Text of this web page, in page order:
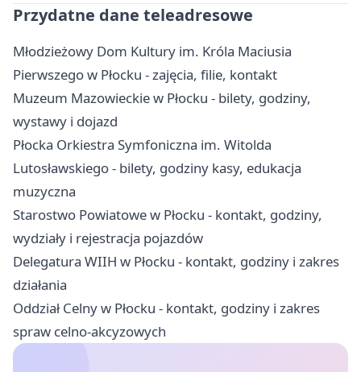
Przydatne dane teleadresowe
Młodzieżowy Dom Kultury im. Króla Maciusia
Pierwszego w Płocku - zajęcia, filie, kontakt
Muzeum Mazowieckie w Płocku - bilety, godziny,
wystawy i dojazd
Płocka Orkiestra Symfoniczna im. Witolda
Lutosławskiego - bilety, godziny kasy, edukacja
muzyczna
Starostwo Powiatowe w Płocku - kontakt, godziny,
wydziały i rejestracja pojazdów
Delegatura WIIH w Płocku - kontakt, godziny i zakres
działania
Oddział Celny w Płocku - kontakt, godziny i zakres
spraw celno-akcyzowych